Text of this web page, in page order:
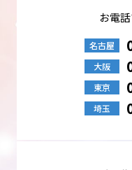
お電
名古屋
大阪
東京
埼玉